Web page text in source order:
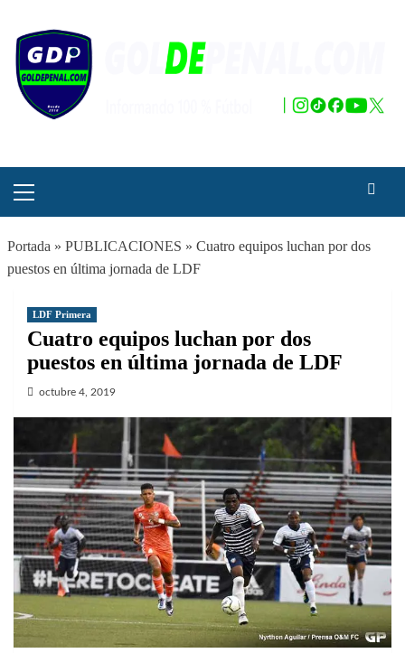
contenido
principal
Portada » PUBLICACIONES » Cuatro equipos luchan por dos
puestos en última jornada de LDF
LDF Primera
Cuatro equipos luchan por dos
puestos en última jornada de LDF
octubre 4, 2019